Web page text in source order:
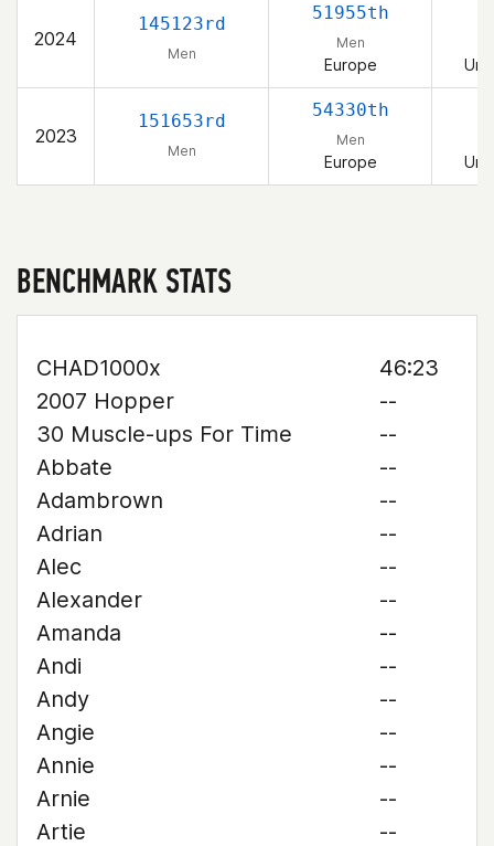
2024
145123rd
Men
51955th
Men
Europe
2023
151653rd
Men
54330th
Men
Europe
BENCHMARK STATS
CHAD1000x
46:23
2007 Hopper
--
30 Muscle-ups For Time
--
Abbate
--
Adambrown
--
Adrian
--
Alec
--
Alexander
--
Amanda
--
Andi
--
Andy
--
Angie
--
Annie
--
Arnie
--
Artie
--